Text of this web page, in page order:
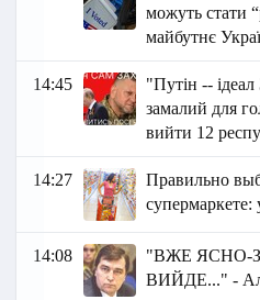
можуть стати
майбутнє
14:45
"Путін --
замалий для
вийти 12
14:27
Правильно
супермаркете:
14:08
"ВЖЕ ЯСНО-
ВИЙДЕ..." -